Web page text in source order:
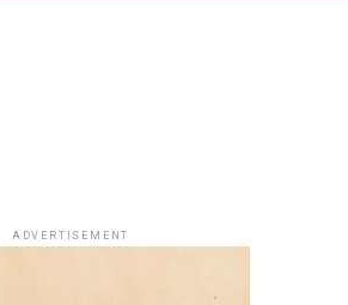
ADVERTISEMENT